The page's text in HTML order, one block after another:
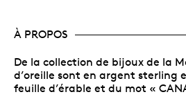
À PROPOS
De la collection de bijoux de la
d’oreille sont en argent sterling
feuille d’érable et du mot «